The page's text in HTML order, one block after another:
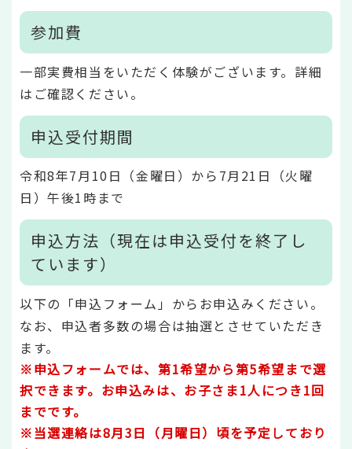
参加費
一部実費相当をいただく体験がございます。詳細
はご確認ください。
申込受付期間
令和8年7月10日（金曜日）から7月21日（火曜
日）午後1時まで
申込方法（現在は申込受付を終了し
ています）
以下の「申込フォーム」からお申込みください。
なお、申込者多数の場合は抽選とさせていただき
ます。
※申込フォームでは、第1希望から第5希望まで選
択できます。お申込みは、お子さま1人につき1回
までです。
※当選連絡は8月3日（月曜日）頃を予定しており